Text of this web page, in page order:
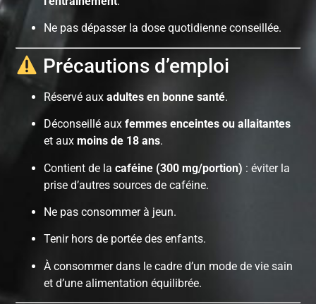
Ne pas dépasser la dose quotidienne conseillée.
Précautions d’emploi
Réservé auxadultes en bonne santé.
Déconseillé auxfemmes enceintes ou allaitantes
et auxmoins de 18 ans.
Contient de lacaféine (300 mg/portion) : éviter la
prise d’autres sources de caféine.
Ne pas consommer à jeun.
Tenir hors de portée des enfants.
À consommer dans le cadre d’un mode de vie sain
et d’une alimentation équilibrée.